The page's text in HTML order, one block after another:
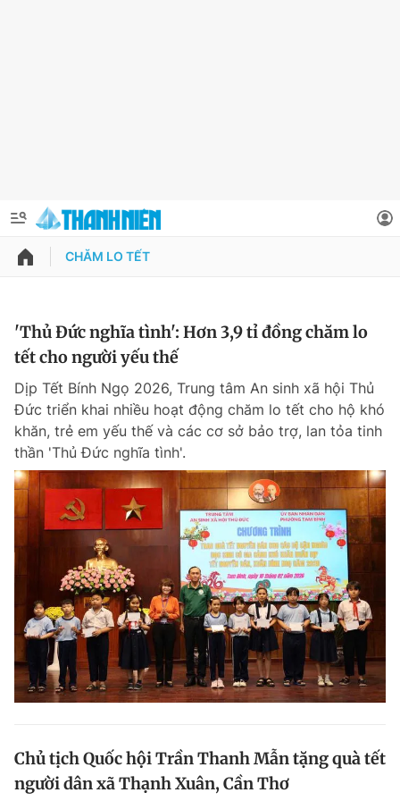
QUẢNG CÁO
Chuyên mục khác
Chào ngày mới
Tin thị trường Tin 360
Video Magazine
Sản phẩm khác
Tiện ích Bạn cần biết
Thông tin tài khoản
Đổi mật khẩu
Tin đã lưu
Tin đã xem
Đăng xuất
CHĂM LO TẾT
'Thủ Đức nghĩa tình': Hơn 3,9 tỉ đồng chăm lo
tết cho người yếu thế
Dịp Tết Bính Ngọ 2026, Trung tâm An sinh xã hội Thủ
Đức triển khai nhiều hoạt động chăm lo tết cho hộ khó
khăn, trẻ em yếu thế và các cơ sở bảo trợ, lan tỏa tinh
thần 'Thủ Đức nghĩa tình'.
Chủ tịch Quốc hội Trần Thanh Mẫn tặng quà tết
người dân xã Thạnh Xuân, Cần Thơ